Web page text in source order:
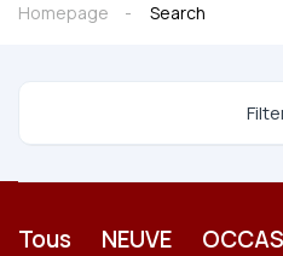
Homepage Search
Tous NEUVE